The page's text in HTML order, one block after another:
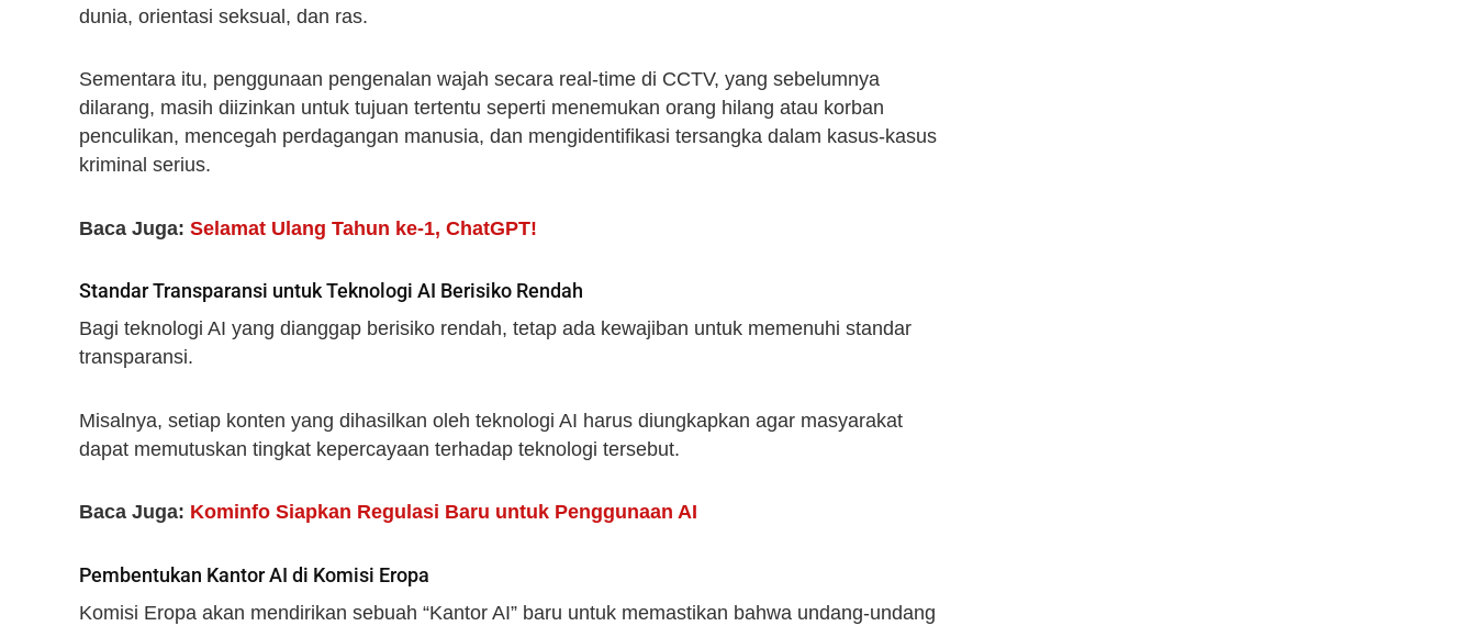
dunia, orientasi seksual, dan ras.
Sementara itu, penggunaan pengenalan wajah secara real-time di CCTV, yang sebelumnya
dilarang, masih diizinkan untuk tujuan tertentu seperti menemukan orang hilang atau korban
penculikan, mencegah perdagangan manusia, dan mengidentifikasi tersangka dalam kasus-kasus
kriminal serius.
Baca Juga: Selamat Ulang Tahun ke-1, ChatGPT!
Standar Transparansi untuk Teknologi AI Berisiko Rendah
Bagi teknologi AI yang dianggap berisiko rendah, tetap ada kewajiban untuk memenuhi standar
transparansi.
Misalnya, setiap konten yang dihasilkan oleh teknologi AI harus diungkapkan agar masyarakat
dapat memutuskan tingkat kepercayaan terhadap teknologi tersebut.
Baca Juga: Kominfo Siapkan Regulasi Baru untuk Penggunaan AI
Pembentukan Kantor AI di Komisi Eropa
Komisi Eropa akan mendirikan sebuah “Kantor AI” baru untuk memastikan bahwa undang-undang